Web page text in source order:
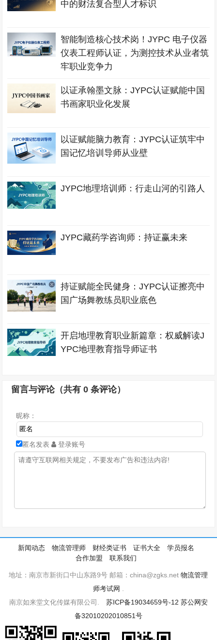
中的财法复合型人才标识
智能制造核心技术岗！JYPC 电子仪器
仪表工程师认证，为测控技术从业者筑
牢职业竞争力
以证承翰墨文脉：JYPC认证赋能中国
书画家职业化发展
以证赋能脑力教育：JYPC认证筑牢中
国记忆培训导师从业壁
JYPC地理培训师：行走山河的引路人
JYPC藏药学咨询师：持证赢未来
持证赋能全民健身：JYPC认证擦亮中
国广场舞教练员职业底色
开启地理教育职业新篇章：权威解读J
YPC地理教育指导师证书
留言与评论（共有0 条评论）
昵称：
匿名发表 登录账号
新闻动态 物流管理师 财经类证书 证书大全
学员报名
合作加盟
联系我们
地址：南京市新街口中山东路9号 邮箱：china@zgks.net物流管理
师考试网
南京如来堂文化传媒有限公司. 苏ICP备19034659号-12 苏公网安
备32010202010851号